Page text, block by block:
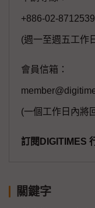
+886-02-
(週一至週五工作
會員信箱：
(一個工作日內將
訂閱DIGITIMES
關鍵字